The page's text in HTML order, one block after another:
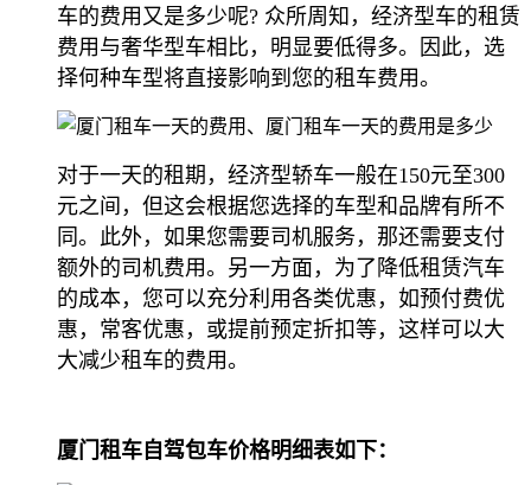
车的费用又是多少呢? 众所周知，经济型车的租赁
费用与奢华型车相比，明显要低得多。因此，选
择何种车型将直接影响到您的租车费用。
对于一天的租期，经济型轿车一般在150元至300
元之间，但这会根据您选择的车型和品牌有所不
同。此外，如果您需要司机服务，那还需要支付
额外的司机费用。另一方面，为了降低租赁汽车
的成本，您可以充分利用各类优惠，如预付费优
惠，常客优惠，或提前预定折扣等，这样可以大
大减少租车的费用。
厦门租车自驾包车价格明细表如下：